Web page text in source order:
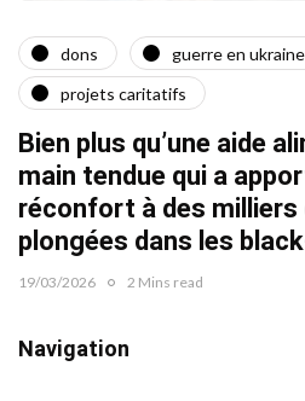
dons
guerre en
projets caritatifs
Bien plus qu’une aide
main tendue qui a
réconfort à des milliers
plongées dans les
19/03/2026 2 Mins read
Navigation